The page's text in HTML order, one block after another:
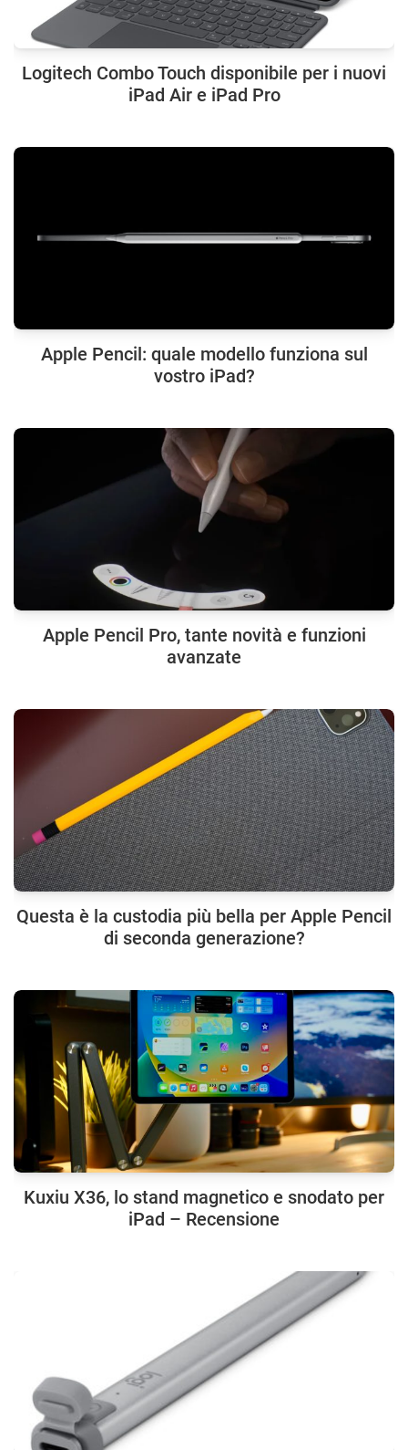
Logitech Combo Touch disponibile per i nuovi
iPad Air e iPad Pro
Apple Pencil: quale modello funziona sul
vostro iPad?
Apple Pencil Pro, tante novità e funzioni
avanzate
Questa è la custodia più bella per Apple Pencil
di seconda generazione?
Kuxiu X36, lo stand magnetico e snodato per
iPad – Recensione